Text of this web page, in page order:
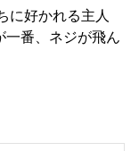
に好かれる主人
番、ネジが飛ん